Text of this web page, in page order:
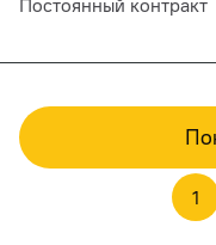
Постоянный контракт
1